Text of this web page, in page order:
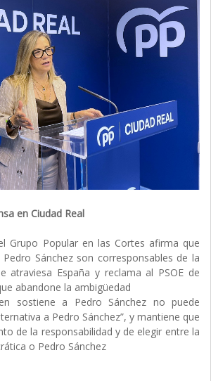
en Ciudad Real
Grupo Popular en las Cortes afirma que
Sánchez son corresponsables de la
atraviesa España y reclama al PSOE de
abandone la ambigüedad
sostiene a Pedro Sánchez no puede
a Pedro Sánchez”, y mantiene que
de la responsabilidad y de elegir entre la
o Pedro Sánchez